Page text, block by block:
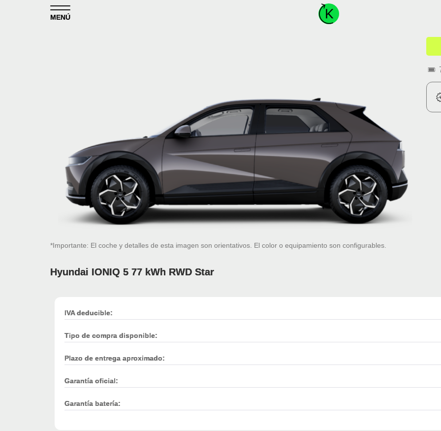
MENÚ
*Importante: El coche y detalles de esta imagen son orientativos. El color o equipamiento son configurables.
Hyundai IONIQ 5 77 kWh RWD Star
IVA deducible:
Tipo de compra disponible:
Plazo de entrega aproximado:
Garantía oficial:
Garantía batería: